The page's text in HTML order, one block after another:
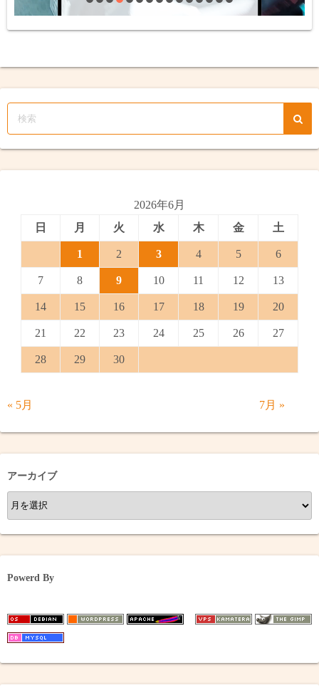
2026年6月
日
月 火 水 木 金 土
1 2 3 4 5 6
7 8 9 10 11 12 13
14 15 16 17 18 19 20
21 22 23 24 25 26 27
28 29 30
« 5月 7月 »
アーカイブ
ア
ー
カ
イ
ブ
Powerd By